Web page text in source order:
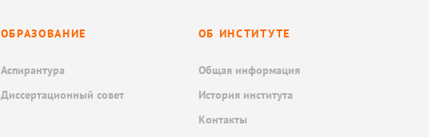
ОБРАЗОВАНИЕ
Аспирантура
Диссертационный совет
ОБ ИНСТИТУТЕ
Общая информация
История института
Контакты